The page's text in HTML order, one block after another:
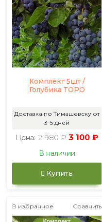
Комплект 5шт /
Голубика ТОРО
Доставка по Тимашевску от
3-5 дней
Цена: 2 980 ₽ 3 100 ₽
В наличии
Купить
В избранное Сравнить